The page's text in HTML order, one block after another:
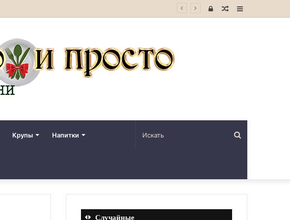
Sidebar
Случайная
Войти
Крупы Напитки
Случайные